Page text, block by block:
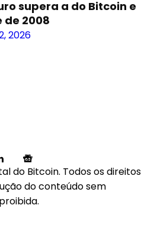
supera a do Bitcoin e
de 2008
2026
do Bitcoin. Todos os direitos
do conteúdo sem